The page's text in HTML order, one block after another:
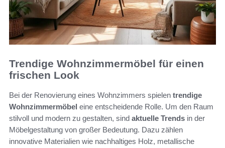
Trendige Wohnzimmermöbel für einen
frischen Look
Bei der Renovierung eines Wohnzimmers spielen trendige
Wohnzimmermöbel eine entscheidende Rolle. Um den Raum
stilvoll und modern zu gestalten, sind aktuelle Trends in der
Möbelgestaltung von großer Bedeutung. Dazu zählen
innovative Materialien wie nachhaltiges Holz, metallische